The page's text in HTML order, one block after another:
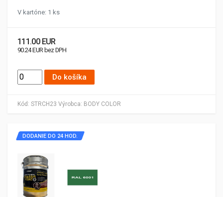
Kód: STRCH23 Výrobca: BODY COLOR
V kartóne: 1 ks
111.00 EUR
90.24 EUR bez DPH
Do košíka
DODANIE DO 24 HOD.